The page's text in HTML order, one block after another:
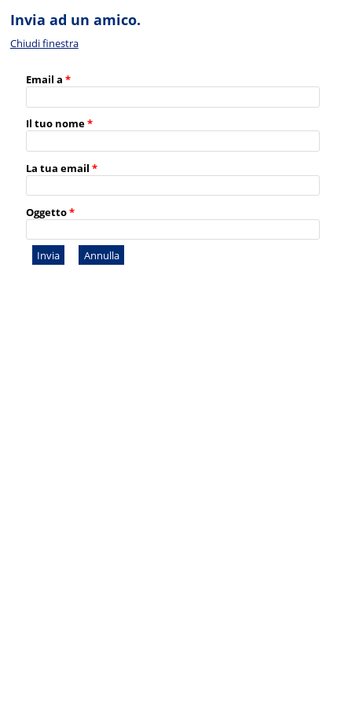
Invia ad un amico.
Chiudi finestra
Email a *
Il tuo nome*
La tua email *
Oggetto*
Invia Annulla